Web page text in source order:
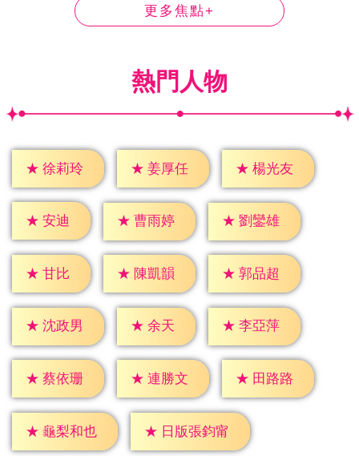
更多焦點+
熱門人物
★ 徐莉玲 ★ 姜厚任 ★ 楊光友
★ 安迪 ★ 曹雨婷 ★ 劉鑾雄
★ 甘比 ★ 陳凱韻 ★ 郭品超
★ 沈政男 ★ 余天 ★ 李亞萍
★ 蔡依珊 ★ 連勝文 ★ 田路路
★ 龜梨和也 ★ 日版張鈞甯